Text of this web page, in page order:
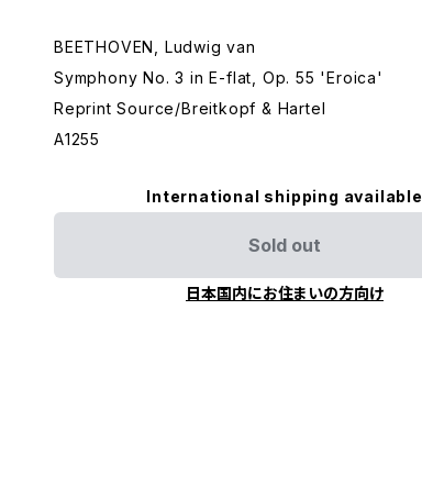
BEETHOVEN, Ludwig van
Symphony No. 3 in E-flat, Op. 55 'Eroica'
Reprint Source/Breitkopf & Hartel
A1255
International shipping available
Sold out
日本国内にお住まいの方向け